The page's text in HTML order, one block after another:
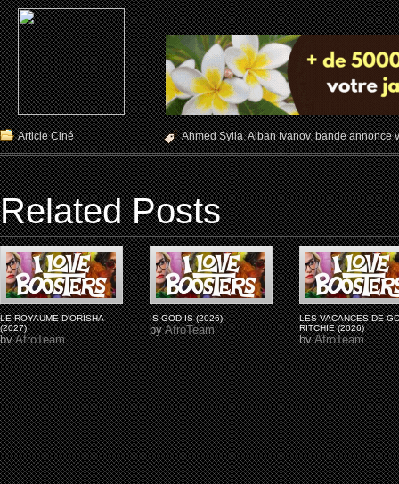
Article Ciné Ahmed Sylla,Alban Ivanov,bande annonce
Related Posts
LE ROYAUME D'ORÏSHA
(2027)
byAfroTeam
IS GOD IS (2026)
byAfroTeam
LES VACANCES DE
RITCHIE (2026)
byAfroTeam